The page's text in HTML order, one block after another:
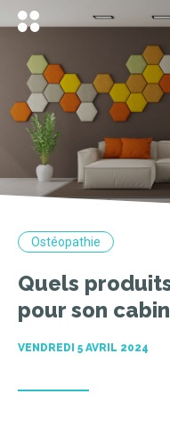
Ostéopathie
Quels
pour son
VENDREDI 5 AVRIL 2024